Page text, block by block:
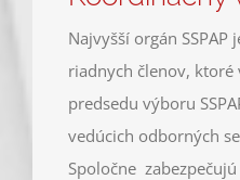
Najvyšší orgán SSPAP
riadnych členov, ktoré
predsedu výboru
vedúcich odborných
Spoločne